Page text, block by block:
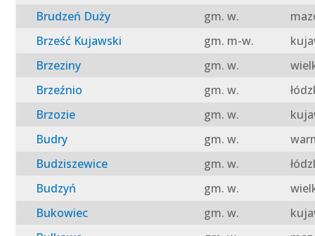
Brudzeń Duży
gm. w.
Brześć Kujawski
gm. m-w.
Brzeziny
gm. w.
Brzeźnio
gm. w.
Brzozie
gm. w.
Budry
gm. w.
Budziszewice
gm. w.
Budzyń
gm. w.
Bukowiec
gm. w.